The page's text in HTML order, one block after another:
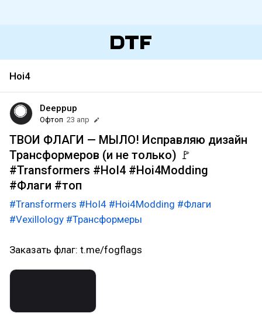
Hoi4
Deeppup
Офтоп 23 апр
ТВОИ ФЛАГИ — МЫЛО! Исправляю дизайн
Трансформеров (и не только) 🚩
#Transformers #HoI4 #Hoi4Modding
#Флаги #топ
#Transformers #HoI4 #Hoi4Modding #Флаги
#Vexillology #Трансформеры
Заказать флаг: t.me/fogflags